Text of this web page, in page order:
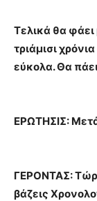
Τελικά θα
τριάμισι
εύκολα. Θα
ΕΡΩΤΗΣΙΣ: Μετά
ΓΕΡΟΝΤΑΣ:
βάζεις